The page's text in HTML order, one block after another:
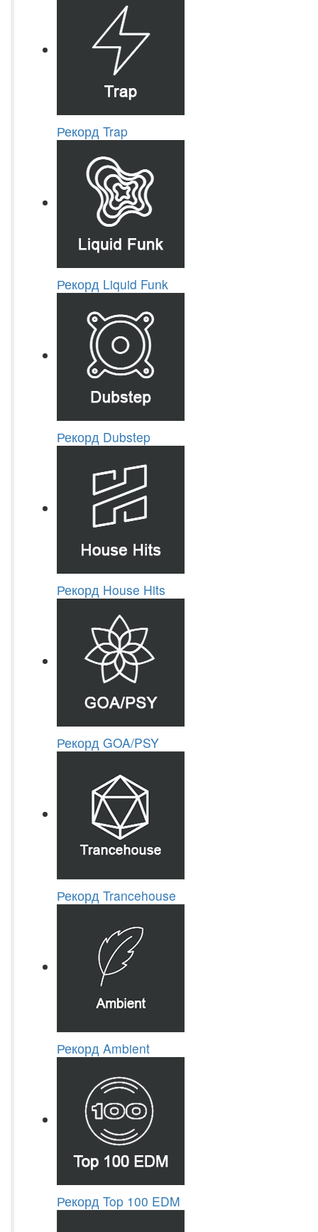
Рекорд Trap
Рекорд Liquid Funk
Рекорд Dubstep
Рекорд House Hits
Рекорд GOA/PSY
Рекорд Trancehouse
Рекорд Ambient
Рекорд Top 100 EDM